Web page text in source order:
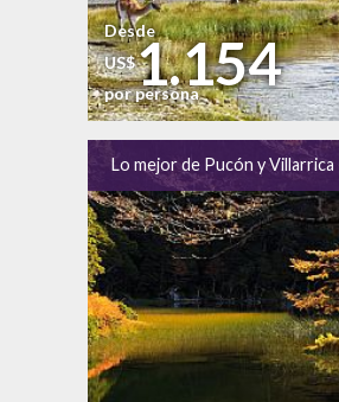
Desde
US$1.154
por persona
Lo mejor de Pucón y Villarrica